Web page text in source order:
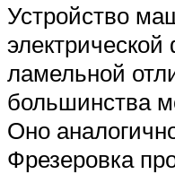
Устройство
ламельной
большинства
Оно
Фрезеровка